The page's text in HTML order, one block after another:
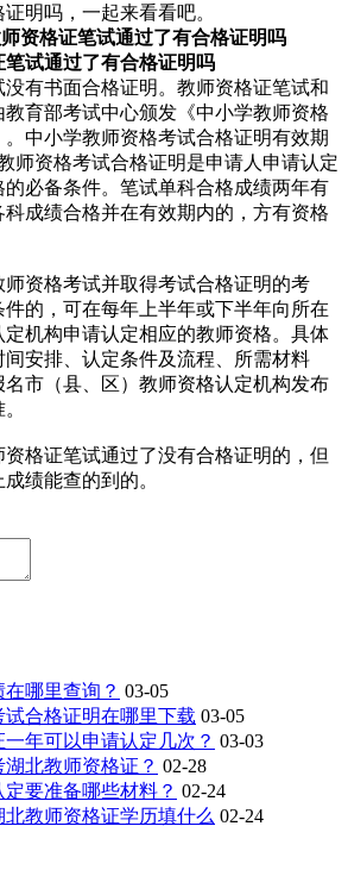
明吗，一起来看看吧。
试通过了有合格证明吗
有书面合格证明。教师资格证笔试和
育部考试中心颁发《中小学教师资格
中小学教师资格考试合格证明有效期
师资格考试合格证明是申请人申请认定
必备条件。笔试单科合格成绩两年有
成绩合格并在有效期内的，方有资格
师资格考试并取得考试合格证明的考
的，可在每年上半年或下半年向所在
机构申请认定相应的教师资格。具体
安排、认定条件及流程、所需材料
市（县、区）教师资格认定机构发布
格证笔试通过了没有合格证明的，但
绩能查的到的。
哪里查询？ 03-05
合格证明在哪里下载 03-05
年可以申请认定几次？ 03-03
湖北教师资格证？ 02-28
要准备哪些材料？ 02-24
教师资格证学历填什么 02-24